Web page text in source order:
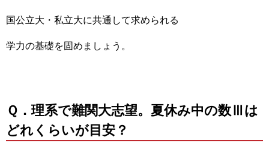
国公立大・私立大に共通して求められる
学力の基礎を固めましょう。
Ｑ．理系で難関大志望。夏休み中の数Ⅲは
どれくらいが目安？